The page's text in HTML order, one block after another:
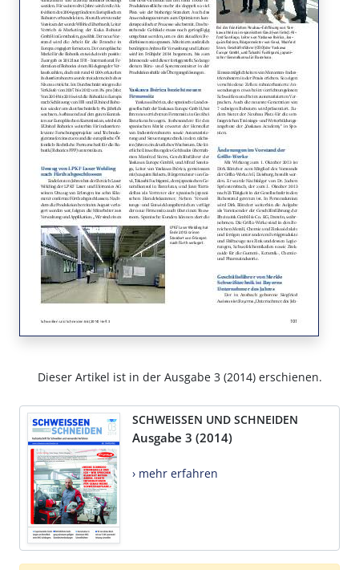
Dieser Artikel ist in der Ausgabe 3 (2014) erschienen.
SCHWEISSEN UND SCHNEIDEN
Ausgabe 3 (2014)
› mehr erfahren